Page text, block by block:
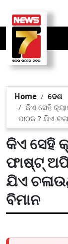
Home
ଦେଶ
କିଏ ସେହି
ପାଠକ ? ଯିଏ
କିଏ ସେହି
ଫାଷ୍ଟ୍‌
ଯିଏ
ବିମାନ